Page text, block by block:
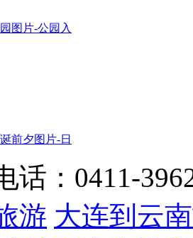
图片-公园入
前夕图片-日
话：0411-
游 大连到云